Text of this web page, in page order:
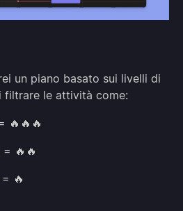
un piano basato sui livelli di
filtrare le attività come:
🔥🔥🔥
🔥🔥
🔥